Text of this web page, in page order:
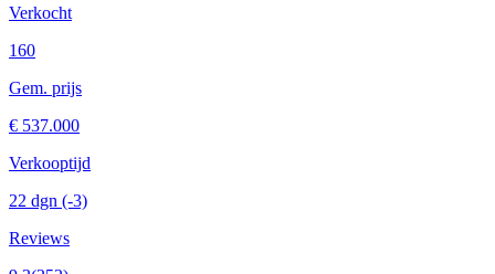
Verkocht
160
Gem. prijs
€ 537.000
Verkooptijd
22 dgn (-3)
Reviews